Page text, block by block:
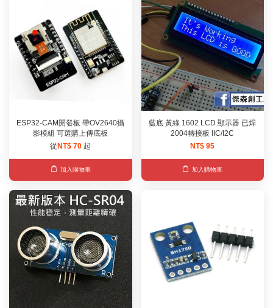
ESP32-CAM開發板 帶OV2640攝
影模組 可選購上傳底板
從NT$ 70 起
加入購物車
藍底 黃綠 1602 LCD 顯示器 已焊
2004轉接板 IIC/I2C
NT$ 95
加入購物車